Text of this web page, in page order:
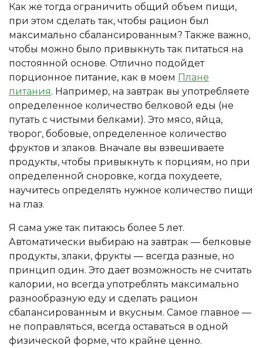
Как же тогда ограничить общий объем пищи,
при этом сделать так, чтобы рацион был
максимально сбалансированным? Также важно,
чтобы можно было привыкнуть так питаться на
постоянной основе. Отлично подойдет
порционное питание, как в моем Плане
питания. Например, на завтрак вы употребляете
определенное количество белковой еды (не
путать с чистыми белками). Это мясо, яйца,
творог, бобовые, определенное количество
фруктов и злаков. Вначале вы взвешиваете
продукты, чтобы привыкнуть к порциям, но при
определенной сноровке, когда похудеете,
научитесь определять нужное количество пищи
на глаз.
Я сама уже так питаюсь более 5 лет.
Автоматически выбираю на завтрак — белковые
продукты, злаки, фрукты — всегда разные, но
принцип один. Это дает возможность не считать
калории, но всегда употреблять максимально
разнообразную еду и сделать рацион
сбалансированным и вкусным. Самое главное —
не поправляться, всегда оставаться в одной
физической форме, что крайне ценно.